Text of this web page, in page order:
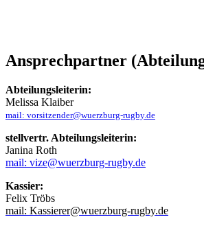
Ansprechpartner
Abteilungsleiterin:
Melissa Klaiber
mail: vorsitzender@wuerzburg-rugby.de
stellvertr. Abteilungsleiterin:
Janina Roth
mail: vize@wuerzburg-rugby.de
Kassier:
Felix Tröbs
mail: Kassierer@wuerzburg-rugby.de